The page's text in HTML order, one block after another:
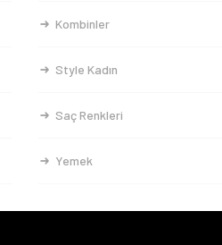
Kombinler
Style Kadın
Saç Renkleri
Yemek